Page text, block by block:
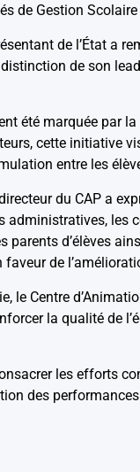
de Gestion
de l’État a
de son
été marquée par
cette initiative
entre les
du CAP a
les
parents d’élèves
de
le Centre
la qualité de
les efforts
des